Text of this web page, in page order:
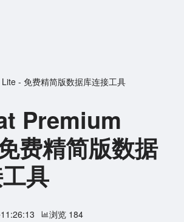
- 免费精简版数据库连接工具
Premium
费精简版数据
具
浏览 184